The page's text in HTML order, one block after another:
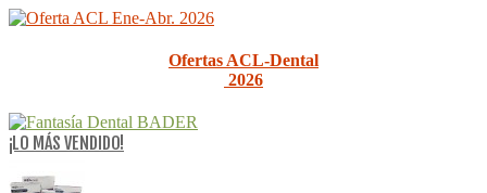
Ofertas ACL-Dental
2026
¡LO MÁS VENDIDO!